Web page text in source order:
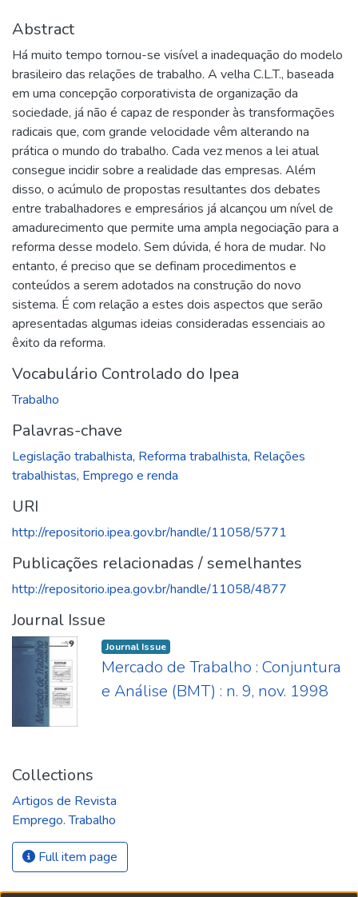
Abstract
Há muito tempo tornou-se visível a inadequação do modelo
brasileiro das relações de trabalho. A velha C.L.T., baseada
em uma concepção corporativista de organização da
sociedade, já não é capaz de responder às transformações
radicais que, com grande velocidade vêm alterando na
prática o mundo do trabalho. Cada vez menos a lei atual
consegue incidir sobre a realidade das empresas. Além
disso, o acúmulo de propostas resultantes dos debates
entre trabalhadores e empresários já alcançou um nível de
amadurecimento que permite uma ampla negociação para a
reforma desse modelo. Sem dúvida, é hora de mudar. No
entanto, é preciso que se definam procedimentos e
conteúdos a serem adotados na construção do novo
sistema. É com relação a estes dois aspectos que serão
apresentadas algumas ideias consideradas essenciais ao
êxito da reforma.
Vocabulário Controlado do Ipea
Trabalho
Palavras-chave
Legislação trabalhista, Reforma trabalhista, Relações
trabalhistas, Emprego e renda
URI
http://repositorio.ipea.gov.br/handle/11058/5771
Publicações relacionadas / semelhantes
http://repositorio.ipea.gov.br/handle/11058/4877
Journal Issue
Journal Issue
Mercado de Trabalho : Conjuntura
e Análise (BMT) : n. 9, nov. 1998
Collections
Artigos de Revista
Emprego. Trabalho
Full item page